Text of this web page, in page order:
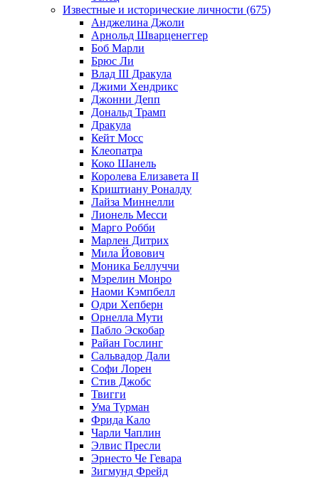
Известные и исторические личности (675)
Анджелина Джоли
Арнольд Шварценеггер
Боб Марли
Брюс Ли
Влад III Дракула
Джими Хендрикс
Джонни Депп
Дональд Трамп
Дракула
Кейт Мосс
Клеопатра
Коко Шанель
Королева Елизавета II
Криштиану Роналду
Лайза Миннелли
Лионель Месси
Марго Робби
Марлен Дитрих
Мила Йовович
Моника Беллуччи
Мэрелин Монро
Наоми Кэмпбелл
Одри Хепберн
Орнелла Мути
Пабло Эскобар
Райан Гослинг
Сальвадор Дали
Софи Лорен
Стив Джобс
Твигги
Ума Турман
Фрида Кало
Чарли Чаплин
Элвис Пресли
Эрнесто Че Гевара
Зигмунд Фрейд